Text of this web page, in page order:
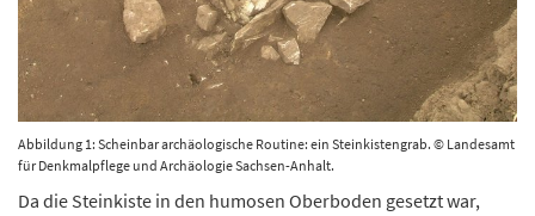
Abbildung 1: Scheinbar archäologische Routine: ein Steinkistengrab. © Landesamt
für Denkmalpflege und Archäologie Sachsen-Anhalt.
Da die Steinkiste in den humosen Oberboden gesetzt war,